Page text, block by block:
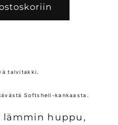
talvitakki.
Softshell-kankaasta.
huppu,